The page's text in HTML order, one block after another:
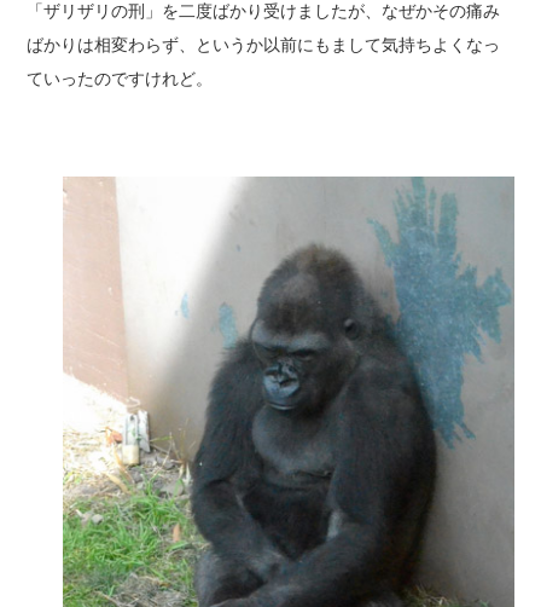
「ザリザリの刑」を二度ばかり受けましたが、なぜかその痛み
ばかりは相変わらず、というか以前にもまして気持ちよくなっ
ていったのですけれど。